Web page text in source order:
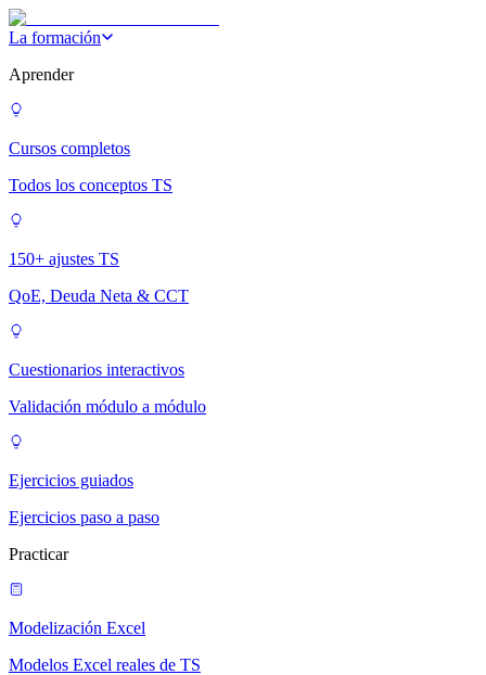
La formación
Aprender
Cursos completos
Todos los conceptos TS
150+ ajustes TS
QoE, Deuda Neta & CCT
Cuestionarios interactivos
Validación módulo a módulo
Ejercicios guiados
Ejercicios paso a paso
Practicar
Modelización Excel
Modelos Excel reales de TS